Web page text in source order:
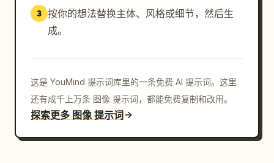
3 按你的想法替换主体、风格或细节，然后生
成。
这是 YouMind 提示词库里的一条免费 AI 提示词。这里
还有成千上万条 图像 提示词，都能免费复制和改用。
探索更多 图像 提示词